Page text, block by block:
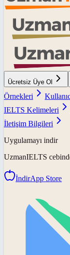
Ücretsiz Üye Ol
Örnekleri
IELTS Kelimeleri
İletişim Bilgileri
Uygulamayı indir
UzmanIELTS
İndirApp Store